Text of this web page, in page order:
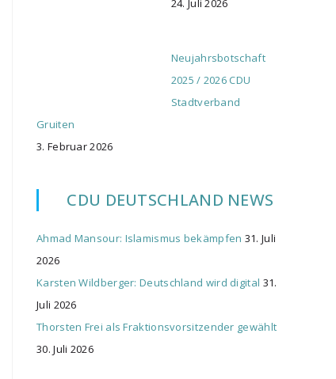
24. Juli 2026
Neujahrsbotschaft
2025 / 2026 CDU
Stadtverband
Gruiten
3. Februar 2026
CDU DEUTSCHLAND NEWS
Ahmad Mansour: Islamismus bekämpfen 31. Juli
2026
Karsten Wildberger: Deutschland wird digital 31.
Juli 2026
Thorsten Frei als Fraktionsvorsitzender gewählt
30. Juli 2026